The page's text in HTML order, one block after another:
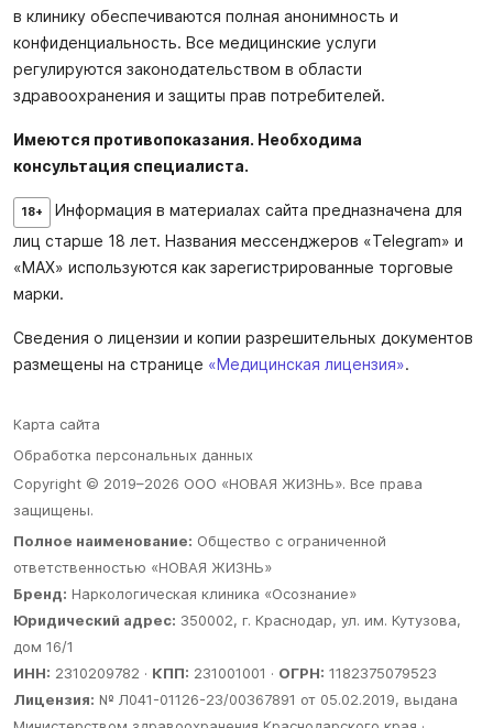
в клинику обеспечиваются полная анонимность и
конфиденциальность. Все медицинские услуги
регулируются законодательством в области
здравоохранения и защиты прав потребителей.
Имеются противопоказания. Необходима
консультация специалиста.
18+
Информация в материалах сайта предназначена для
лиц старше 18 лет. Названия мессенджеров «Telegram» и
«MAX» используются как зарегистрированные торговые
марки.
Сведения о лицензии и копии разрешительных документов
размещены на странице «Медицинская лицензия».
Copyright © 2019–2026 ООО «НОВАЯ ЖИЗНЬ». Все права
защищены.
Полное наименование: Общество с ограниченной
ответственностью «НОВАЯ ЖИЗНЬ»
Бренд: Наркологическая клиника «Осознание»
Юридический адрес: 350002, г. Краснодар, ул. им. Кутузова,
дом 16/1
ИНН: 2310209782 · КПП: 231001001 · ОГРН: 1182375079523
Лицензия: № Л041-01126-23/00367891 от 05.02.2019, выдана
Карта сайта
Обработка персональных данных